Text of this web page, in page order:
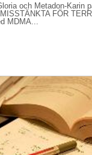
och Metadon-Karin
FÖR
MDMA...